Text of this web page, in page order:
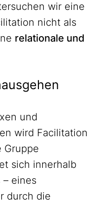
wir eine
nicht als
relationale und
und
wird Facilitation
Gruppe
sich innerhalb
– eines
durch die